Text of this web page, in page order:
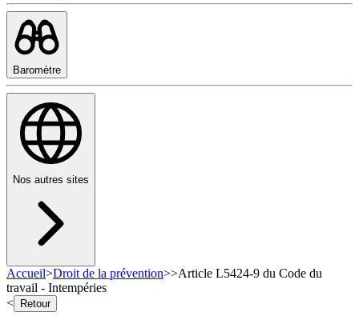
Baromètre
Nos autres sites
Accueil>Droit de la prévention>>Article L5424-9 du Code du
travail - Intempéries
<
Retour